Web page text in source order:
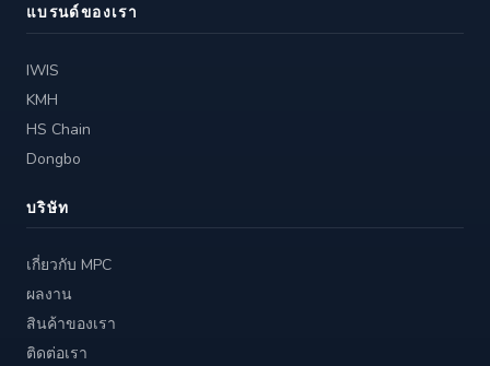
แบรนด์ของเรา
IWIS
KMH
HS Chain
Dongbo
บริษัท
เกี่ยวกับ MPC
ผลงาน
สินค้าของเรา
ติดต่อเรา